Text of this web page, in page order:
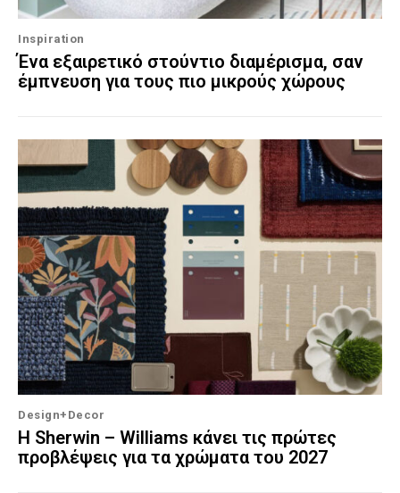
Inspiration
Ένα εξαιρετικό στούντιο διαμέρισμα, σαν
έμπνευση για τους πιο μικρούς χώρους
Design+Decor
Η Sherwin – Williams κάνει τις πρώτες
προβλέψεις για τα χρώματα του 2027